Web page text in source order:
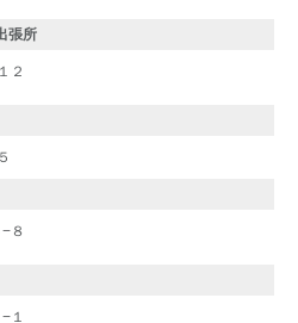
張所
２
８
１